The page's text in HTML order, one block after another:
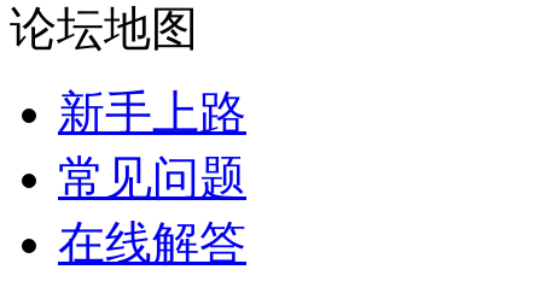
论坛地图
新手上路
常见问题
在线解答